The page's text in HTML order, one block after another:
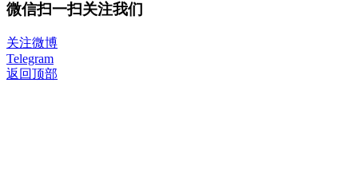
微信扫一扫关注我们
关注微博
Telegram
返回顶部